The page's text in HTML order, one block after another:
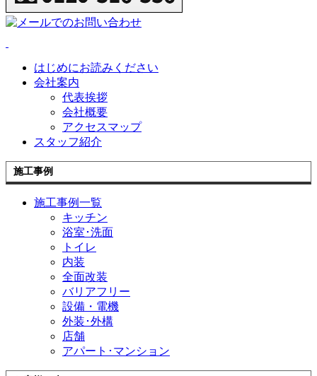
はじめにお読みください
会社案内
代表挨拶
会社概要
アクセスマップ
スタッフ紹介
施工事例
施工事例一覧
キッチン
浴室･洗面
トイレ
内装
全面改装
バリアフリー
設備・電機
外装･外構
店舗
アパート･マンション